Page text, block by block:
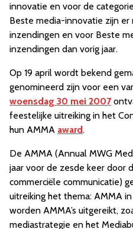
innovatie en voor de
Beste media-innovatie zijn er
inzendingen en voor Beste
inzendingen dan vorig jaar.
Op 19 april wordt bekend
genomineerd zijn voor een
woensdag 30 mei 2007
feestelijke uitreiking in het
hun AMMA award.
De AMMA (Annual MWG
jaar voor de zesde keer door
commerciële communicatie)
uitreiking het thema: AMMA
worden AMMA’s uitgereikt,
mediastrategie en het